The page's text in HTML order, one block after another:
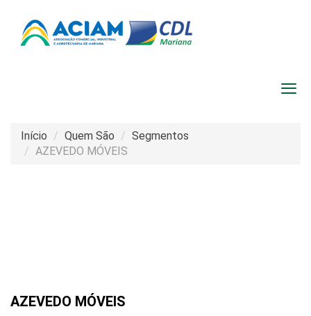
Início Quem São
Segmentos
AZEVEDO MÓVEIS
AZEVEDO MÓVEIS